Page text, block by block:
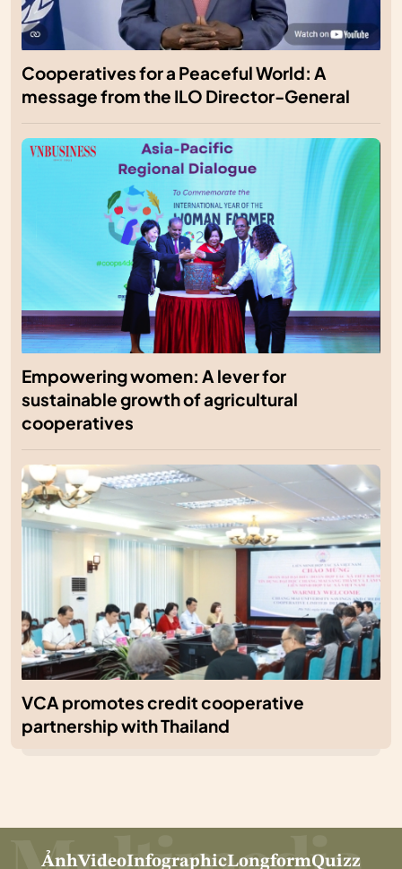
Cooperatives for a Peaceful World: A
message from the ILO Director-General
Empowering women: A lever for
sustainable growth of agricultural
cooperatives
VCA promotes credit cooperative
partnership with Thailand
ẢnhVideoInfographicLongformQuizz